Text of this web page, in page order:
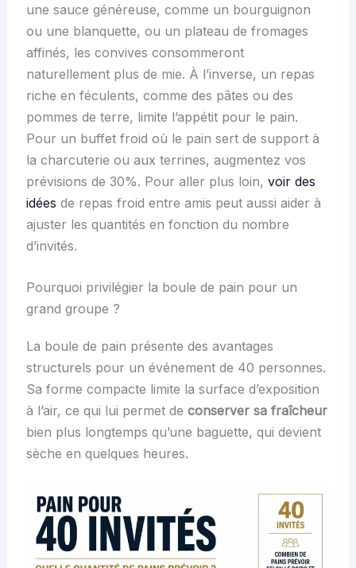
une sauce généreuse, comme un bourguignon
ou une blanquette, ou un plateau de fromages
affinés, les convives consommeront
naturellement plus de mie. À l’inverse, un repas
riche en féculents, comme des pâtes ou des
pommes de terre, limite l’appétit pour le pain.
Pour un buffet froid où le pain sert de support à
la charcuterie ou aux terrines, augmentez vos
prévisions de 30%. Pour aller plus loin, voir des
idées de repas froid entre amis peut aussi aider à
ajuster les quantités en fonction du nombre
d’invités.
Pourquoi privilégier la boule de pain pour un
grand groupe ?
La boule de pain présente des avantages
structurels pour un événement de 40 personnes.
Sa forme compacte limite la surface d’exposition
à l’air, ce qui lui permet de conserver sa fraîcheur
bien plus longtemps qu’une baguette, qui devient
sèche en quelques heures.